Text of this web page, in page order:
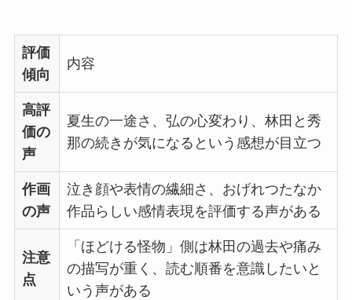
評価
傾向
内容
高評
価の
声
夏生の一途さ、弘の心変わり、林田と秀
那の続きが気になるという感想が目立つ
作画
の声
泣き顔や表情の繊細さ、おげれつたなか
作品らしい感情表現を評価する声がある
注意
点
「ほどける怪物」側は林田の過去や痛み
の描写が重く、読む順番を意識したいと
いう声がある